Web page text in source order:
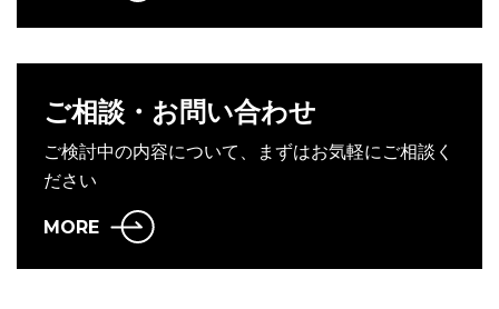
ご相談・お問い合わせ
ご検討中の内容について、まずはお気軽にご相談く
ださい
MORE